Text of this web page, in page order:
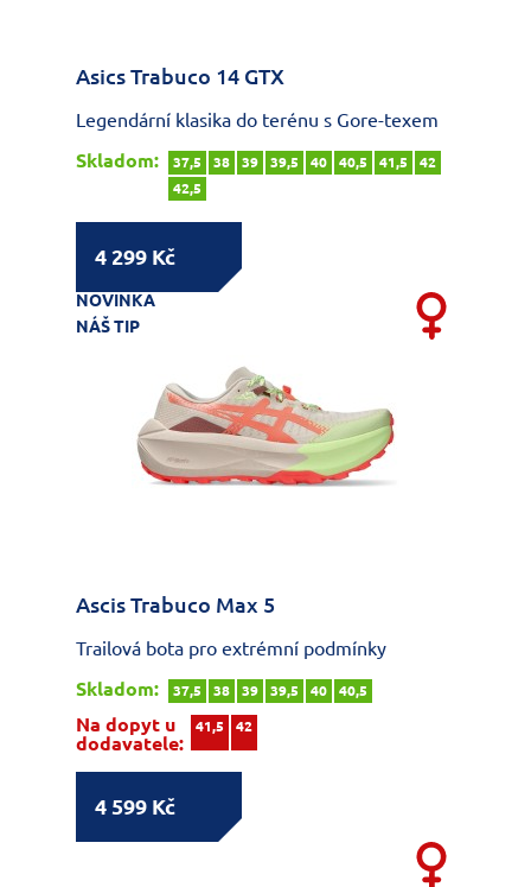
Asics Trabuco 14 GTX
Legendární klasika do terénu s Gore-texem
Skladom:
37,5 38 39 39,5 40 40,5 41,5
42
42,5
4 299 Kč
NOVINKA
NÁŠ TIP
Ascis Trabuco Max 5
Trailová bota pro extrémní podmínky
Skladom:
37,5 38 39 39,5 40 40,5
Na dopyt u
dodavatele:
41,5 42
4 599 Kč